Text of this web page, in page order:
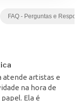
FAQ - Perguntas e
atende artistas e
na hora de
Ela é